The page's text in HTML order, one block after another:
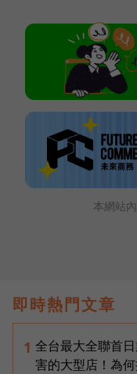
本網站
即時熱門文章
1 全台最大全聯首
害的大型店！為